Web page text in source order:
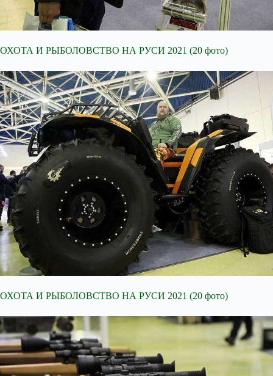
ОХОТА И РЫБОЛОВСТВО НА РУСИ 2021 (20 фото)
ОХОТА И РЫБОЛОВСТВО НА РУСИ 2021 (20 фото)